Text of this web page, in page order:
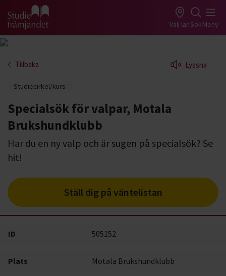
Gå till studiefrämjandets startsida Välj länSökMeny
Tillbaka Lyssna
Studiecirkel/kurs
Specialsök för valpar, Motala
Brukshundklubb
Har du en ny valp och är sugen på specialsök? Se
hit!
Ställ dig på väntelistan
ID 505152
Plats Motala Brukshundklubb